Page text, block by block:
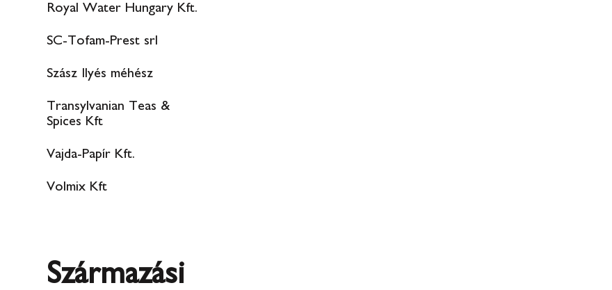
Royal Water Hungary Kft.
SC-Tofam-Prest srl
Szász Ilyés méhész
Transylvanian Teas &
Spices Kft
Vajda-Papír Kft.
Volmix Kft
Származási